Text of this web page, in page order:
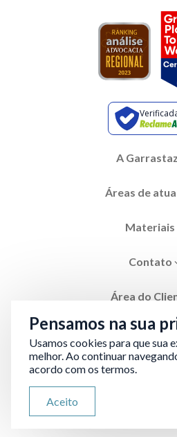
A
Áreas de
Materiais
Contato
Área do
Área restrita
Pensamos na sua
Usamos cookies para que sua
melhor. Ao continuar
acordo com os termos.
Aceito